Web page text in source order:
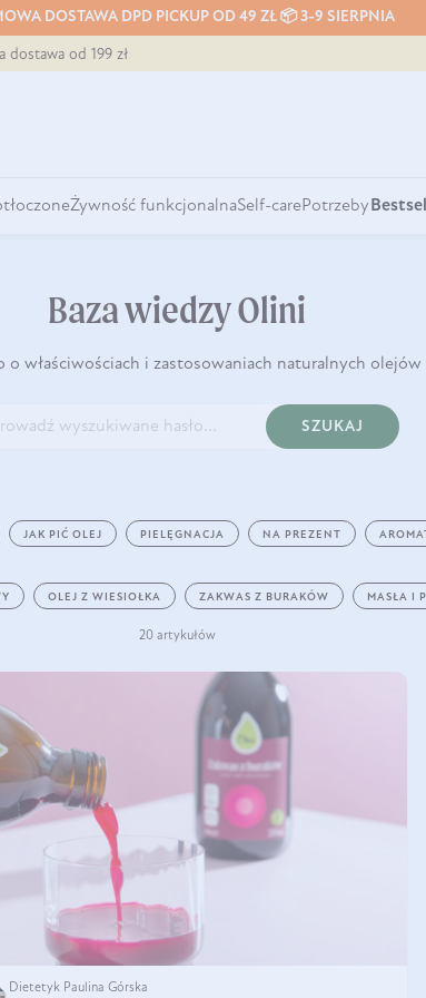
DOSTAWA DPD PICKUP OD 49 ZŁ 📦 3-9 SIERPNIA
dostawa od 199 zł
Żywność funkcjonalnaSelf-carePotrzeby
Baza wiedzy Olini
o właściwościach i zastosowaniach naturalnych olejów
SZUKAJ
JAK PIĆ OLEJ PIELĘGNACJA NA PREZENT
OLEJ Z WIESIOŁKA ZAKWAS Z BURAKÓW MASŁA I
20 artykułów
Dietetyk Paulina Górska